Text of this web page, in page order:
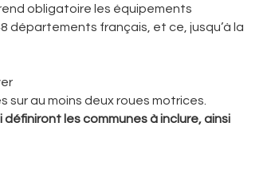
obligatoire les équipements
départements français, et ce, jusqu’à la
sur au moins deux roues motrices.
les communes à inclure, ainsi